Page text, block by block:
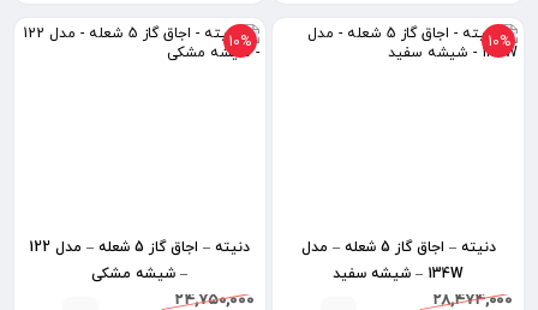
10%
دنیته – اجاق گاز 5 شعله – مدل
134W – شیشه سفید
10%
دنیته – اجاق گاز 5 شعله – مدل 122
– شیشه مشکی